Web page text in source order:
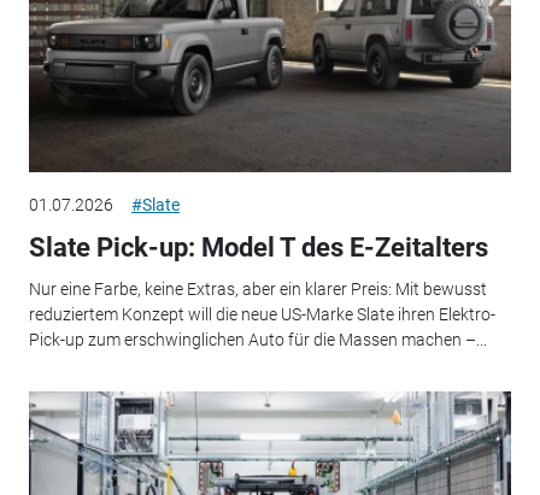
01.07.2026 #Slate
Slate Pick-up: Model T des E-Zeitalters
Nur eine Farbe, keine Extras, aber ein klarer Preis: Mit bewusst
reduziertem Konzept will die neue US-Marke Slate ihren Elektro-
Pick-up zum erschwinglichen Auto für die Massen machen –...